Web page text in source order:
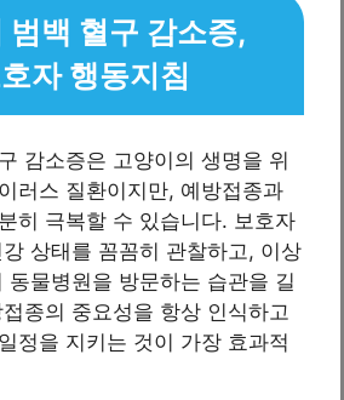
범백 혈구 감소증,
자 행동지침
감소증은 고양이의 생명을 위
러스 질환이지만, 예방접종과
히 극복할 수 있습니다. 보호자
상태를 꼼꼼히 관찰하고, 이상
동물병원을 방문하는 습관을 길
종의 중요성을 항상 인식하고
정을 지키는 것이 가장 효과적